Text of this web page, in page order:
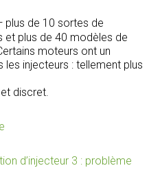
plus de 10 sortes de
et plus de 40 modèles de
moteurs ont un
les injecteurs : tellement plus
discret.
d’injecteur 3 : problème